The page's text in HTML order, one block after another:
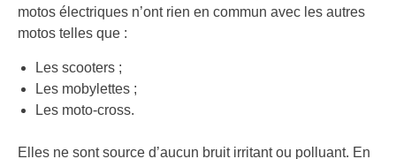
motos électriques n’ont rien en commun avec les autres
motos telles que :
Les scooters ;
Les mobylettes ;
Les moto-cross.
Elles ne sont source d’aucun bruit irritant ou polluant. En